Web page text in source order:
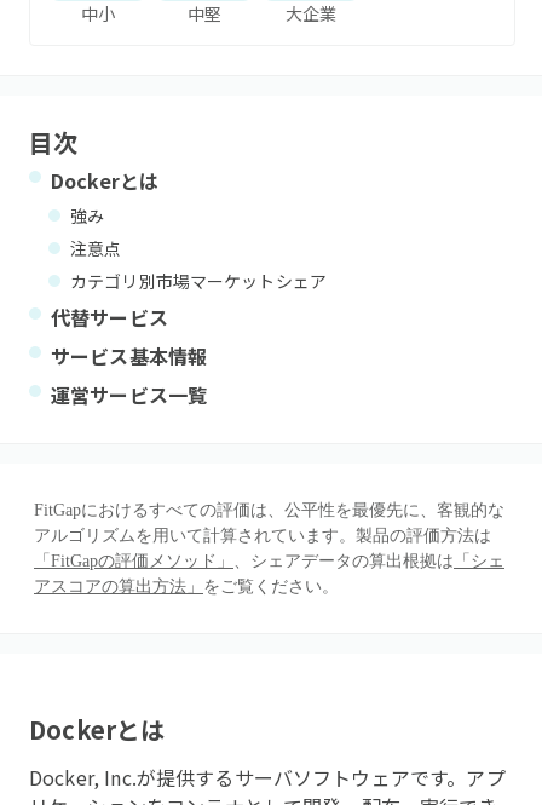
中小 中堅 大企業
目次
Dockerとは
強み
注意点
カテゴリ別市場マーケットシェア
代替サービス
サービス基本情報
運営サービス一覧
FitGapにおけるすべての評価は、公平性を最優先に、客観的な
アルゴリズムを用いて計算されています。製品の評価方法は
「FitGapの評価メソッド」 、シェアデータの算出根拠は 「シェ
アスコアの算出方法」 をご覧ください。
Dockerとは
Docker, Inc.が提供するサーバソフトウェアです。アプ